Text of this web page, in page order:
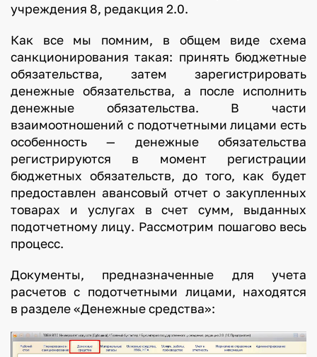
учреждения 8, редакция 2.0.
Как все мы помним, в общем виде схема
санкционирования такая: принять бюджетные
обязательства, затем зарегистрировать
денежные обязательства, а после исполнить
денежные обязательства. В части
взаимоотношений с подотчетными лицами есть
особенность — денежные обязательства
регистрируются в момент регистрации
бюджетных обязательств, до того, как будет
предоставлен авансовый отчет о закупленных
товарах и услугах в счет сумм, выданных
подотчетному лицу. Рассмотрим пошагово весь
процесс.
Документы, предназначенные для учета
расчетов с подотчетными лицами, находятся
в разделе «Денежные средства»: